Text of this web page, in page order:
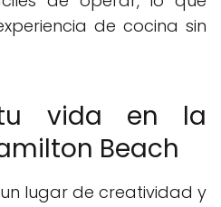
de cocina sin
tu vida en la
Beach
lugar de creatividad y